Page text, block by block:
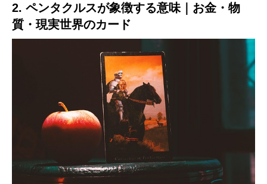
2. ペンタクルスが象徴する意味｜お金・物
質・現実世界のカード